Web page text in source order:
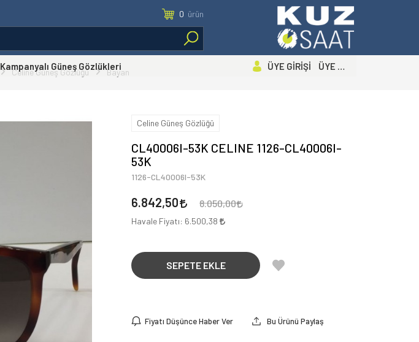
0 ürün
Kampanyalı Güneş Gözlükleri ÜYE GİRİŞİ ÜYE OL
Celine Güneş Gözlüğü Bayan
Celine Güneş Gözlüğü
CL40006I-53K CELINE 1126-CL40006I-
53K
1126-CL40006I-53K
6.842,50 8.050,00
Havale Fiyatı: 6.500,38
SEPETE EKLE
Fiyatı Düşünce Haber Ver Bu Ürünü Paylaş